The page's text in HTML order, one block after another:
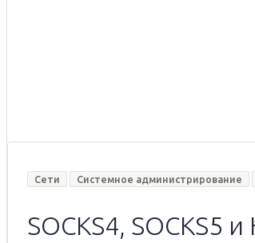
Сети Системное администрирование
SOCKS4, SOCKS5